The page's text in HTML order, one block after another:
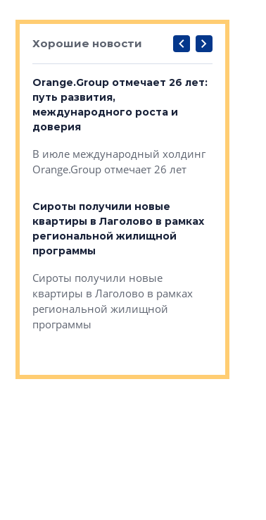
Хорошие новости
Orange.Group отмечает 26 лет:
путь развития,
международного роста и
доверия
В июле международный холдинг
Orange.Group отмечает 26 лет
Сироты получили новые
квартиры в Лаголово в рамках
региональной жилищной
программы
Сироты получили новые
квартиры в Лаголово в рамках
региональной жилищной
программы